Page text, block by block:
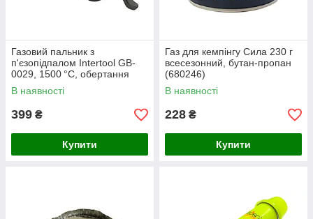
Газовий пальник з
п'єзопідпалом Intertool GB-
0029, 1500 °C, обертання
360°, універсальний
В наявності
399 ₴
Купити
Газ для кемпінгу Сила 230 г
всесезонний, бутан-пропан
(680246)
В наявності
228 ₴
Купити